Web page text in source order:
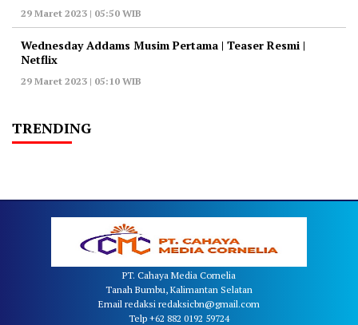
29 Maret 2023 | 05:50 WIB
Wednesday Addams Musim Pertama | Teaser Resmi |
Netflix
29 Maret 2023 | 05:10 WIB
TRENDING
PT. Cahaya Media Cornelia
Tanah Bumbu, Kalimantan Selatan
Email redaksi redaksicbn@gmail.com
Telp +62 882 0192 59724